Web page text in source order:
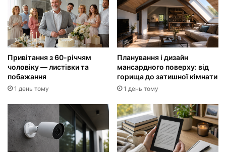
Привітання з 60-річчям
чоловіку — листівки та
побажання
1 день тому
Планування і дизайн
мансардного поверху: від
горища до затишної кімнати
1 день тому